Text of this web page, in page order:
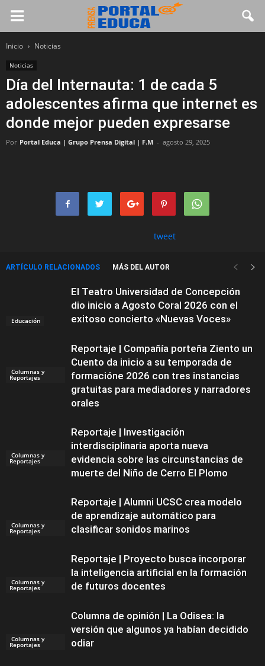
Inicio Noticias
Noticias
Día del Internauta: 1 de cada 5
adolescentes afirma que internet es
donde mejor pueden expresarse
Por Portal Educa | Grupo Prensa Digital | F.M - agosto 29, 2025
tweet
ARTÍCULO RELACIONADOS MÁS DEL AUTOR
Educación
El Teatro Universidad de Concepción
dio inicio a Agosto Coral 2026 con el
exitoso concierto «Nuevas Voces»
Columnas y
Reportajes
Reportaje | Compañía porteña Ziento un
Cuento da inicio a su temporada de
formacióne 2026 con tres instancias
gratuitas para mediadores y narradores
orales
Columnas y
Reportajes
Reportaje | Investigación
interdisciplinaria aporta nueva
evidencia sobre las circunstancias de
muerte del Niño de Cerro El Plomo
Columnas y
Reportajes
Reportaje | Alumni UCSC crea modelo
de aprendizaje automático para
clasificar sonidos marinos
Columnas y
Reportajes
Reportaje | Proyecto busca incorporar
la inteligencia artificial en la formación
de futuros docentes
Columnas y
Reportajes
Columna de opinión | La Odisea: la
versión que algunos ya habían decidido
odiar